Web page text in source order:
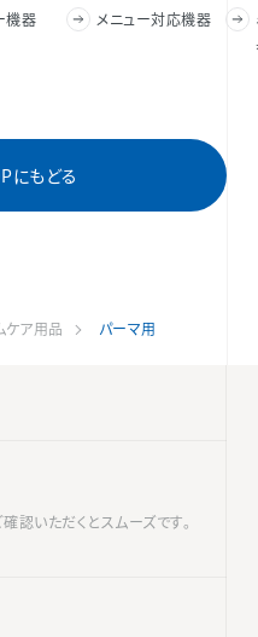
機器 メニュー対応機器
にもどる
ケア用品 パーマ用
認いただくとスムーズです。